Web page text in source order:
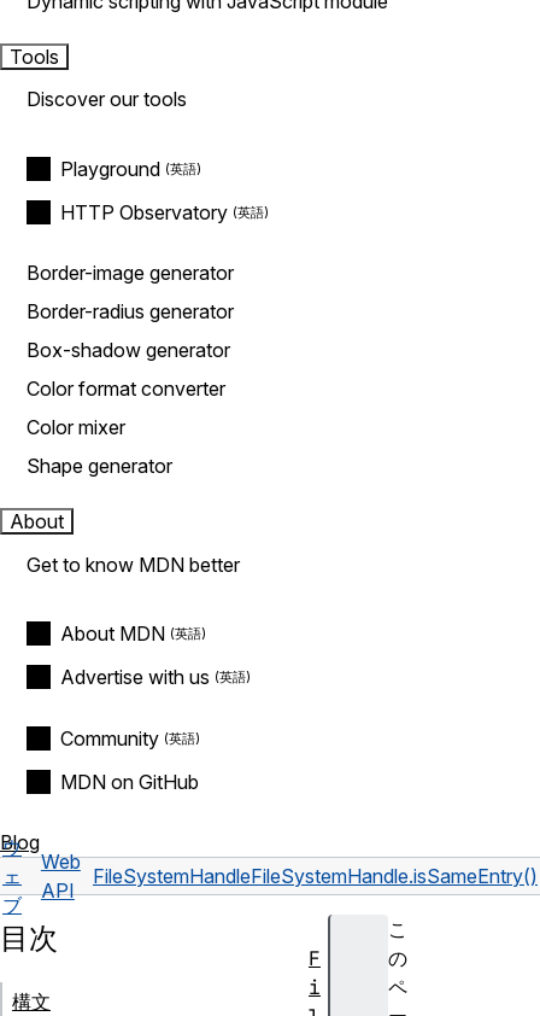
Tools
Discover our tools
Playground
HTTP Observatory
Border-image generator
Border-radius generator
Box-shadow generator
Color format converter
Color mixer
Shape generator
About
Get to know MDN better
About MDN
Advertise with us
Community
MDN on GitHub
Blog
ウ
ェ
ブ
Web
API
FileSystemHandleFileSystemHandle.isSameEntry()
こ
の
ペ
目次
構文
F
i